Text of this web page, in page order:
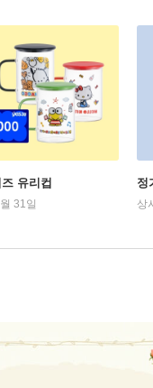
유리컵
31일
정
상